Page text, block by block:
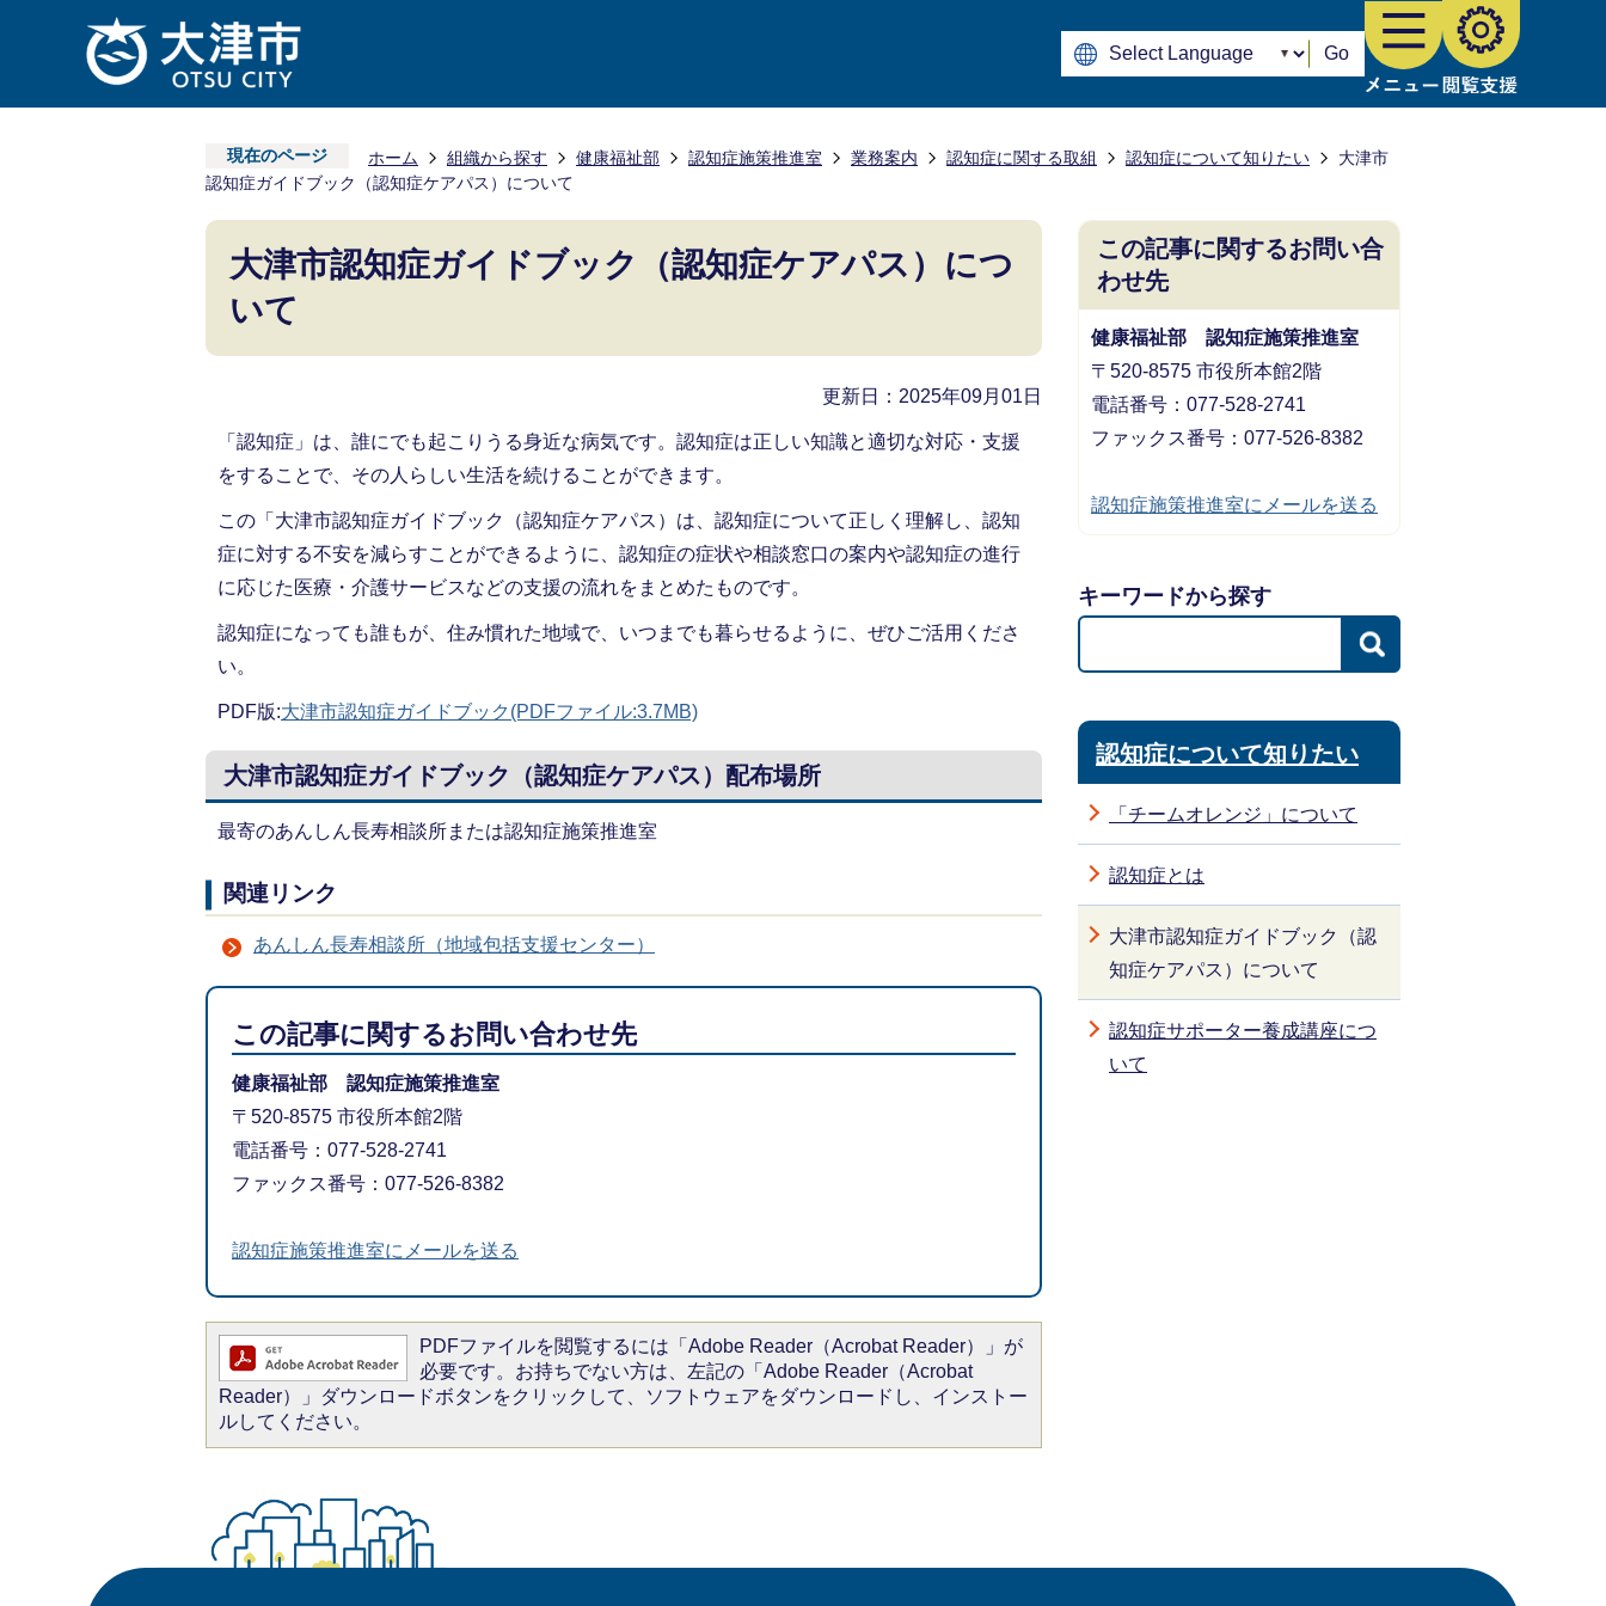
Go
現在のページ ホーム 組織から探す 健康福祉部 認知症施策推進室 業務案内 認知症に関する取組 認知症について知りたい
大津市
認知症ガイドブック（認知症ケアパス）について
大津市認知症ガイドブック（認知症ケアパス）につ
いて
更新日：2025年09月01日
「認知症」は、誰にでも起こりうる身近な病気です。認知症は正しい知識と適切な対応・支援
をすることで、その人らしい生活を続けることができます。
この「大津市認知症ガイドブック（認知症ケアパス）は、認知症について正しく理解し、認知
症に対する不安を減らすことができるように、認知症の症状や相談窓口の案内や認知症の進行
に応じた医療・介護サービスなどの支援の流れをまとめたものです。
認知症になっても誰もが、住み慣れた地域で、いつまでも暮らせるように、ぜひご活用くださ
い。
PDF版:大津市認知症ガイドブック(PDFファイル:3.7MB)
大津市認知症ガイドブック（認知症ケアパス）配布場所
最寄のあんしん長寿相談所または認知症施策推進室
関連リンク
あんしん長寿相談所（地域包括支援センター）
この記事に関するお問い合わせ先
健康福祉部 認知症施策推進室
〒520-8575 市役所本館2階
電話番号：077-528-2741
ファックス番号：077-526-8382
認知症施策推進室にメールを送る
PDFファイルを閲覧するには「Adobe Reader（Acrobat Reader）」が
必要です。お持ちでない方は、左記の「Adobe Reader（Acrobat
Reader）」ダウンロードボタンをクリックして、ソフトウェアをダウンロードし、インストー
ルしてください。
この記事に関するお問い合
わせ先
健康福祉部 認知症施策推進室
〒520-8575 市役所本館2階
電話番号：077-528-2741
ファックス番号：077-526-8382
認知症施策推進室にメールを送る
キーワードから探す
認知症について知りたい
「チームオレンジ」について
認知症とは
大津市認知症ガイドブック（認
知症ケアパス）について
認知症サポーター養成講座につ
いて